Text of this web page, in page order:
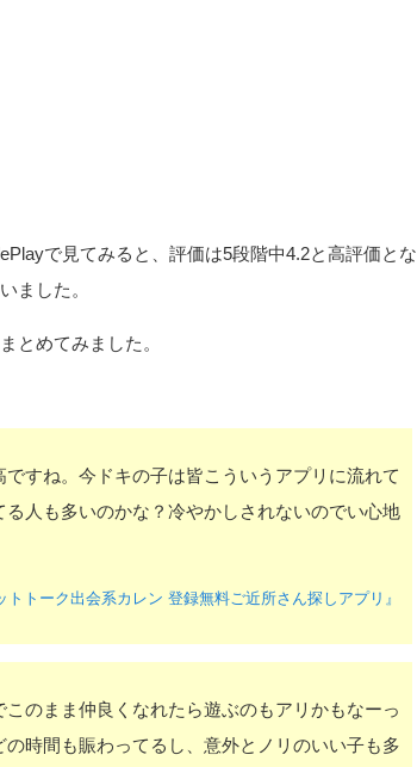
で見てみると、評価は5段階中4.2と高評価とな
ました。
とめてみました。
すね。今ドキの子は皆こういうアプリに流れて
人も多いのかな？冷やかしされないのでい心地
トーク出会系カレン 登録無料ご近所さん探しアプリ』
のまま仲良くなれたら遊ぶのもアリかもなーっ
時間も賑わってるし、意外とノリのいい子も多